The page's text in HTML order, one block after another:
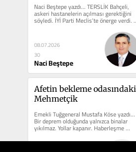
Naci Beştepe yazdı… TERSLİK Bahçeli,
askeri hastanelerin açılması gerektiğini
söyledi. İYİ Parti Meclis’te önerge verdi.
AKP...
08.07.2026
30
Naci Beştepe
Afetin bekleme odasındaki
Mehmetçik
Emekli Tuğgeneral Mustafa Köse yazdı…
Bir deprem olduğunda yalnızca binalar
yıkılmaz. Yollar kapanır. Haberleşme
kesilir. Elektrik...